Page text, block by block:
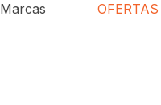
Marcas OFERTAS